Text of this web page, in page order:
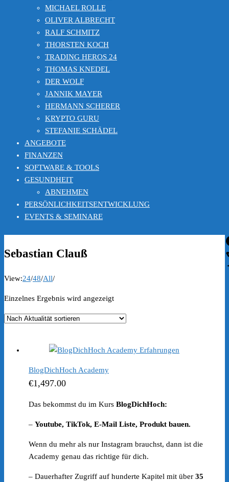
MICHAEL ROLLE
OLIVER ALBRECHT
RALF SCHMITZ
THORSTEN KOCH
TRADING HEROS 24
THOMAS KNEDEL
DER WOLF
JANNIK MAYER
HERMANN SCHERER
KRYPTO GURU
STEFANIE SCHÄDEL
ANGEBOTE
FINANZEN
SOFTWARE & TOOLS
GESUNDHEIT
ABNEHMEN
PERSÖNLICHKEITSENTWICKLUNG
EVENTS & SEMINARE
Sebastian Clauß
View:24/48/All/
Einzelnes Ergebnis wird angezeigt
BlogDichHoch Academy
€1,497.00
Das bekommst du im Kurs BlogDichHoch:
– Youtube, TikTok, E-Mail Liste, Produkt bauen.
Wenn du mehr als nur Instagram brauchst, dann ist die
Academy genau das richtige für dich.
– Dauerhafter Zugriff auf hunderte Kapitel mit über 35